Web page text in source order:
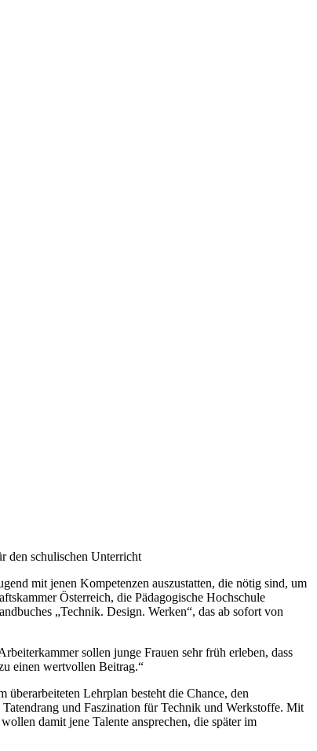
den schulischen Unterricht
mit jenen Kompetenzen auszustatten, die nötig sind, um
Österreich, die Pädagogische Hochschule
„Technik. Design. Werken“, das ab sofort von
sollen junge Frauen sehr früh erleben, dass
einen wertvollen Beitrag.“
Lehrplan besteht die Chance, den
und Faszination für Technik und Werkstoffe. Mit
damit jene Talente ansprechen, die später im